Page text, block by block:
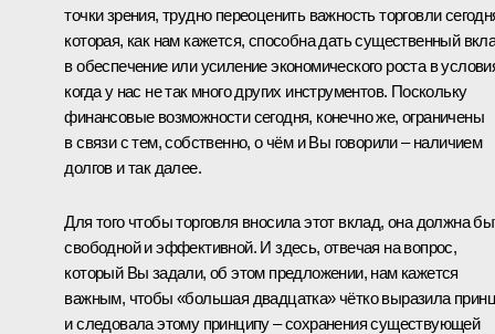
точки зрения, трудно переоценить важность торговли
которая, как нам кажется, способна дать существенный
в обеспечение или усиление экономического роста в
когда у нас не так много других инструментов. Поскольку
финансовые возможности сегодня, конечно же, ограничены
в связи с тем, собственно, о чём и Вы говорили – наличием
долгов и так далее.
Для того чтобы торговля вносила этот вклад, она должна
свободной и эффективной. И здесь, отвечая на вопрос,
который Вы задали, об этом предложении, нам кажется
важным, чтобы «большая двадцатка» чётко выразила
и следовала этому принципу – сохранения существующей